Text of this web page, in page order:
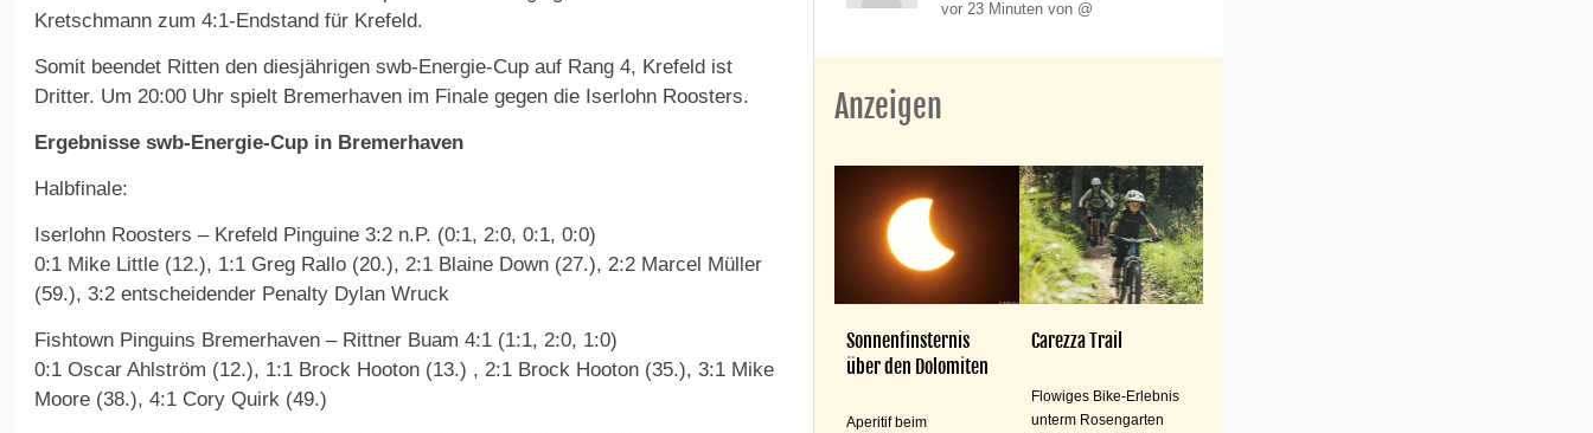
Kretschmann zum 4:1-Endstand für Krefeld.
Somit beendet Ritten den diesjährigen swb-Energie-Cup auf Rang 4, Krefeld ist
Dritter. Um 20:00 Uhr spielt Bremerhaven im Finale gegen die Iserlohn Roosters.
Ergebnisse swb-Energie-Cup in Bremerhaven
Halbfinale:
Iserlohn Roosters – Krefeld Pinguine 3:2 n.P. (0:1, 2:0, 0:1, 0:0)
0:1 Mike Little (12.), 1:1 Greg Rallo (20.), 2:1 Blaine Down (27.), 2:2 Marcel Müller
(59.), 3:2 entscheidender Penalty Dylan Wruck
Fishtown Pinguins Bremerhaven – Rittner Buam 4:1 (1:1, 2:0, 1:0)
0:1 Oscar Ahlström (12.), 1:1 Brock Hooton (13.) , 2:1 Brock Hooton (35.), 3:1 Mike
Moore (38.), 4:1 Cory Quirk (49.)
vor 23 Minuten von @
Anzeigen
Sonnenfinsternis
über den Dolomiten
Aperitif beim
Carezza Trail
Flowiges Bike-Erlebnis
unterm Rosengarten